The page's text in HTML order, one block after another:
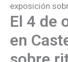
exposición
El 4 de
en